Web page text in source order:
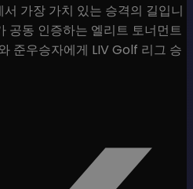
가장 가치 있는 승격의 길입니
공동 인증하는 엘리트 토너먼트
준우승자에게 LIV Golf 리그 승